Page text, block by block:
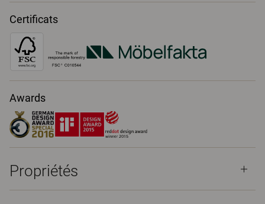
Certificats
Awards
Propriétés